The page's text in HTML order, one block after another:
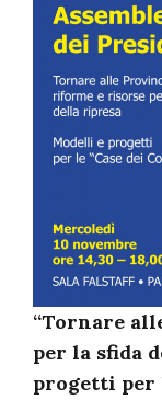
“Tornare
per la sfida
progetti per